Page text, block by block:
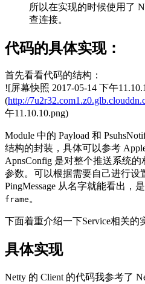
所以在实现的时候使用了
查连接。
代码的具体实现：
首先看看代码的结构：
![屏幕快照 2017-05-14 下午
(http://
午11.10.10.png)
Module 中的 Payload 和
结构的封装，具体可以参考
ApnsConfig 是对整个推送系统
参数。可以根据需要自己进行设
PingMessage 从名字就能看出，
frame。
下面着重介绍一下Service相关的
具体实现
Netty 的 Client 的代码我参考了